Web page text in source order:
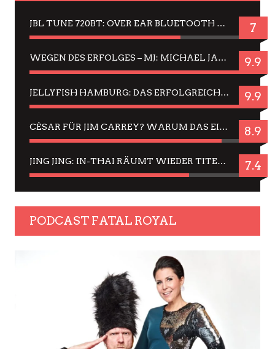
JBL TUNE 720BT: OVER EAR BLUETOOTH KOPFHÖRER UM DIE 50,-€ IM DAUER-TEST 7
WEGEN DES ERFOLGES – MJ: MICHAEL JACKSON MUSICAL IN EINER MATINEE SEHEN 9.9
JELLYFISH HAMBURG: DAS ERFOLGREICHE SOMMER-MENÜ 2025 IN GEFÜHLEN UND BILDERN 9.9
CÉSAR FÜR JIM CARREY? WARUM DAS EINER DER NERVIGSTEN ACTORS IST UND BLEIBT 8.9
JING JING: IN-THAI RÄUMT WIEDER TITEL AB – EIN ZWEI-STUNDEN-ERLEBNISBERICHT 7.4
PODCAST FATAL ROYAL